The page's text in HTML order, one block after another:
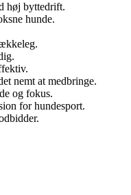
høj byttedrift.
hunde.
nemt at medbringe.
og fokus.
for hundesport.